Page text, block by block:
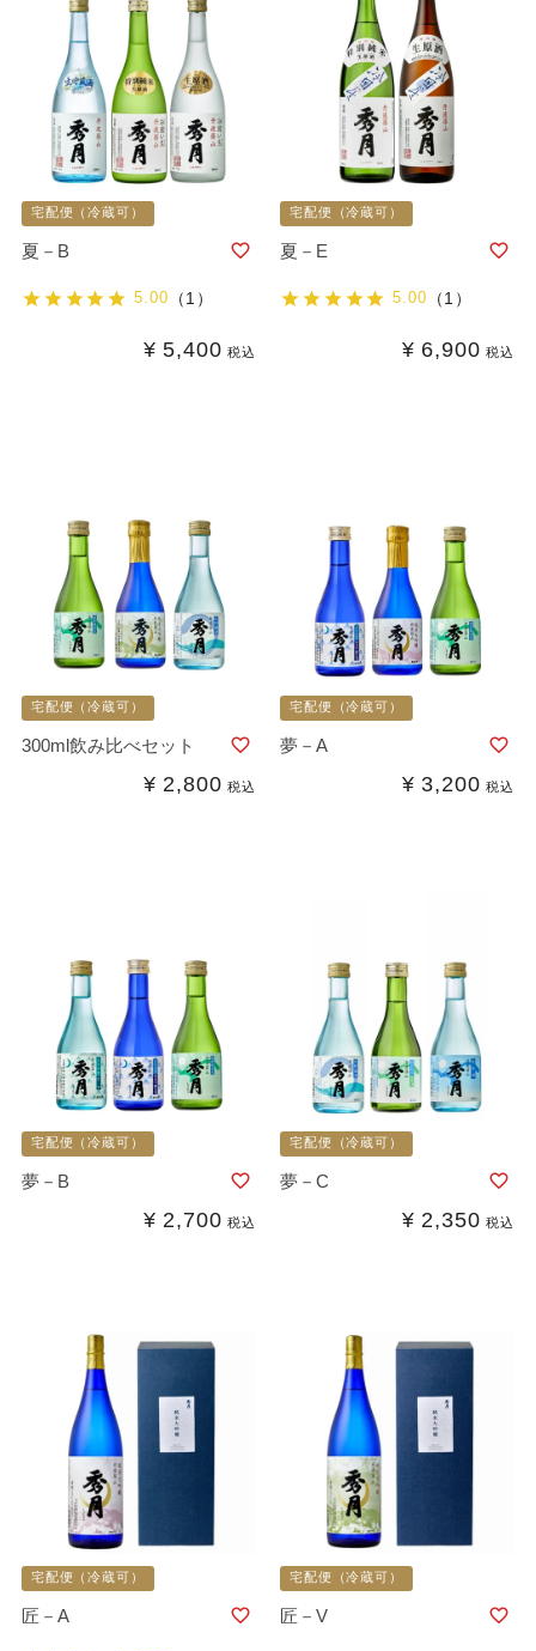
宅配便（冷蔵可）
夏－B
5.00 （1）
¥ 5,400 税込
宅配便（冷蔵可）
夏－E
5.00 （1）
¥ 6,900 税込
宅配便（冷蔵可）
300ml飲み比べセット
¥ 2,800 税込
宅配便（冷蔵可）
夢－A
¥ 3,200 税込
宅配便（冷蔵可）
夢－B
¥ 2,700 税込
宅配便（冷蔵可）
夢－C
¥ 2,350 税込
宅配便（冷蔵可）
匠－A
宅配便（冷蔵可）
匠－V